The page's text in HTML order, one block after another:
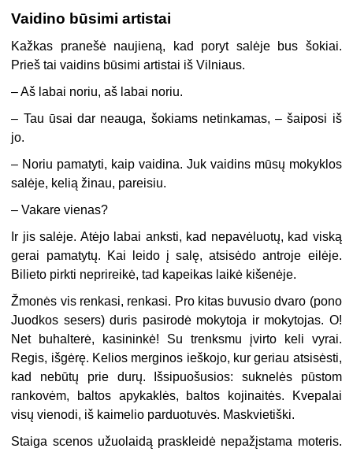
Vaidino būsimi artistai
Kažkas pranešė naujieną, kad poryt salėje bus šokiai.
Prieš tai vaidins būsimi artistai iš Vilniaus.
– Aš labai noriu, aš labai noriu.
– Tau ūsai dar neauga, šokiams netinkamas, – šaiposi iš
jo.
– Noriu pamatyti, kaip vaidina. Juk vaidins mūsų mokyklos
salėje, kelią žinau, pareisiu.
– Vakare vienas?
Ir jis salėje. Atėjo labai anksti, kad nepavėluotų, kad viską
gerai pamatytų. Kai leido į salę, atsisėdo antroje eilėje.
Bilieto pirkti neprireikė, tad kapeikas laikė kišenėje.
Žmonės vis renkasi, renkasi. Pro kitas buvusio dvaro (pono
Juodkos sesers) duris pasirodė mokytoja ir mokytojas. O!
Net buhalterė, kasininkė! Su trenksmu įvirto keli vyrai.
Regis, išgėrę. Kelios merginos ieškojo, kur geriau atsisėsti,
kad nebūtų prie durų. Išsipuošusios: suknelės pūstom
rankovėm, baltos apykaklės, baltos kojinaitės. Kvepalai
visų vienodi, iš kaimelio parduotuvės. Maskvietiški.
Staiga scenos užuolaidą praskleidė nepažįstama moteris.